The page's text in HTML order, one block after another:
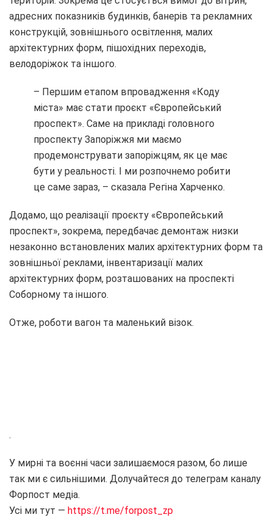
адресних показників будинків, банерів та рекламних
конструкцій, зовнішнього освітлення, малих
архітектурних форм, пішохідних переходів,
велодоріжок та іншого.
– Першим етапом впровадження «Коду
міста» має стати проєкт «Європейський
проспект». Саме на прикладі головного
проспекту Запоріжжя ми маємо
продемонструвати запоріжцям, як це має
бути у реальності. І ми розпочнемо робити
це саме зараз, – сказала Регіна Харченко.
Додамо, що реалізації проєкту «Європейський
проспект», зокрема, передбачає демонтаж низки
незаконно встановлених малих архітектурних форм та
зовнішньої реклами, інвентаризації малих
архітектурних форм, розташованих на проспекті
Соборному та іншого.
Отже, роботи вагон та маленький візок.
.
У мирні та воєнні часи залишаємося разом, бо лише
так ми є сильнішими. Долучайтеся до телеграм каналу
Форпост медіа.
Усі ми тут — https://t.me/forpost_zp